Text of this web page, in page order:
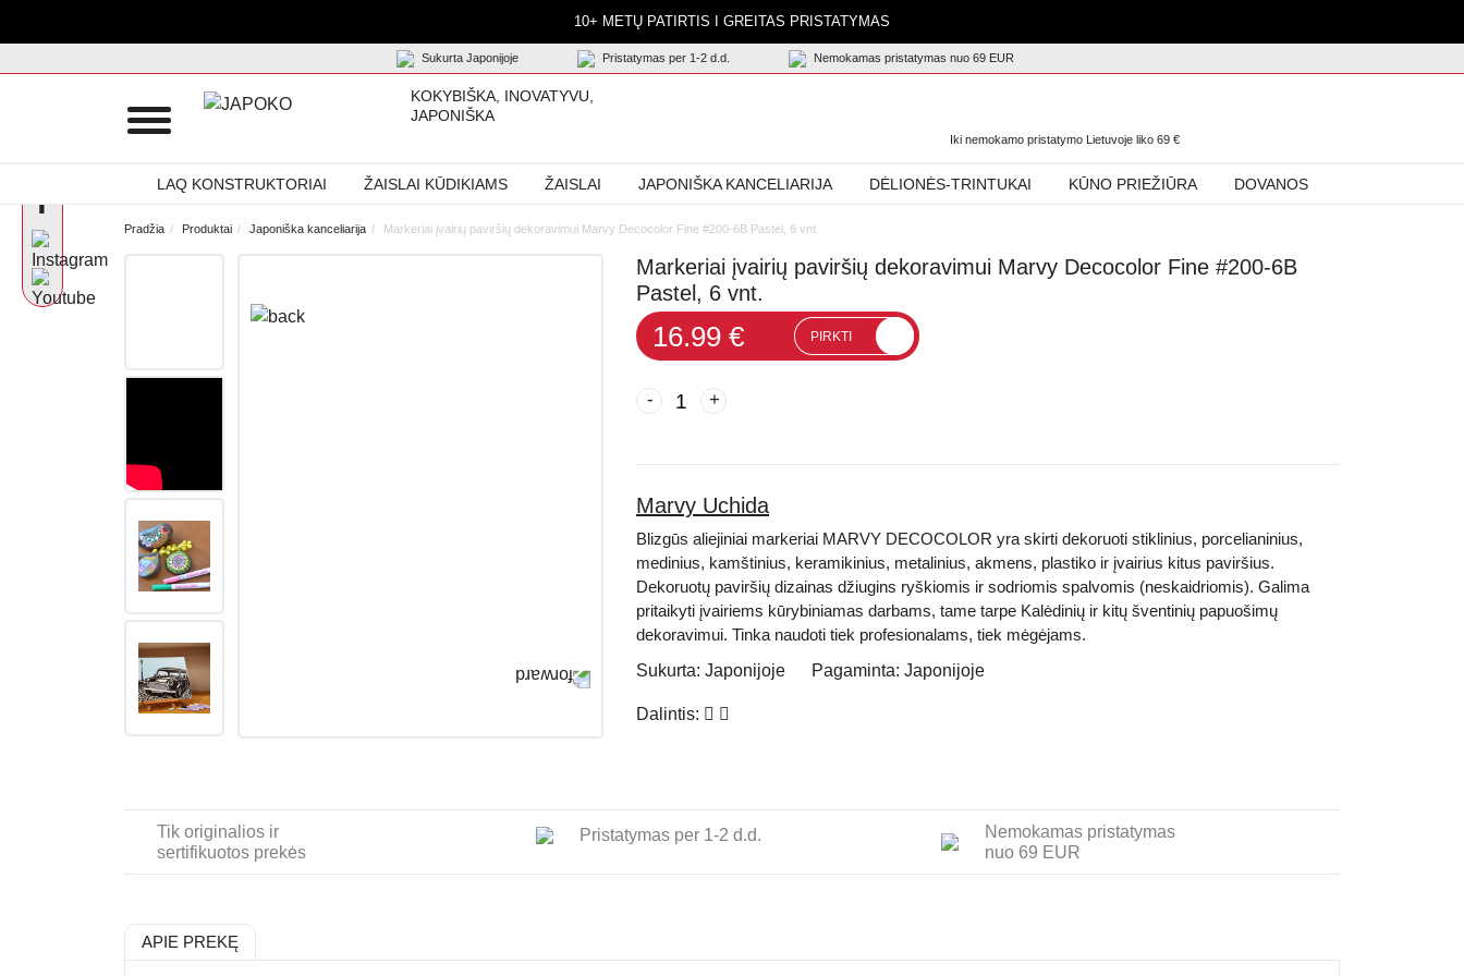
10+ METŲ PATIRTIS I GREITAS PRISTATYMAS
Sukurta Japonijoje Pristatymas per 1-2 d.d. Nemokamas pristatymas nuo 69 EUR
KOKYBIŠKA, INOVATYVU,
JAPONIŠKA
Iki nemokamo pristatymo Lietuvoje liko 69 €
LAQ KONSTRUKTORIAI ŽAISLAI KŪDIKIAMS ŽAISLAI JAPONIŠKA KANCELIARIJA DĖLIONĖS-TRINTUKAI KŪNO PRIEŽIŪRA DOVANOS
Pradžia Produktai Japoniška kanceliarija Markeriai įvairių paviršių dekoravimui Marvy Decocolor Fine #200-6B Pastel, 6 vnt.
Markeriai įvairių paviršių dekoravimui Marvy Decocolor Fine #200-6B
Pastel, 6 vnt.
16.99 € PIRKTI
- +
Marvy Uchida
Blizgūs aliejiniai markeriai MARVY DECOCOLOR yra skirti dekoruoti stiklinius, porcelianinius,
medinius, kamštinius, keramikinius, metalinius, akmens, plastiko ir įvairius kitus paviršius.
Dekoruotų paviršių dizainas džiugins ryškiomis ir sodriomis spalvomis (neskaidriomis). Galima
pritaikyti įvairiems kūrybiniamas darbams, tame tarpe Kalėdinių ir kitų šventinių papuošimų
dekoravimui. Tinka naudoti tiek profesionalams, tiek mėgėjams.
Sukurta: Japonijoje Pagaminta: Japonijoje
Dalintis:
Tik originalios ir
sertifikuotos prekės
Pristatymas per 1-2 d.d.
Nemokamas pristatymas
nuo 69 EUR
APIE PREKĘ